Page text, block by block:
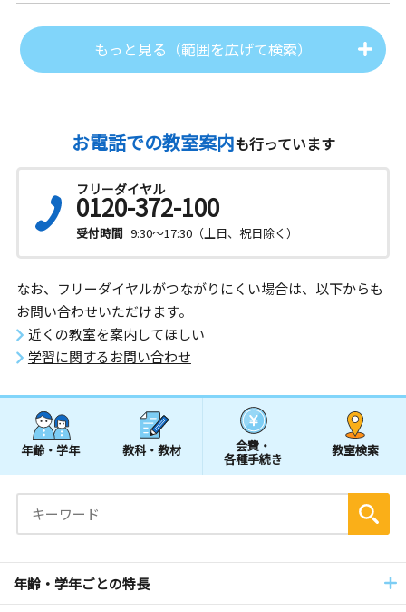
もっと見る（範囲を広げて検索）
お電話での教室案内も行っています
フリーダイヤル
0120-372-100
受付時間 9:30～17:30（土日、祝日除く）
なお、フリーダイヤルがつながりにくい場合は、以下からも
お問い合わせいただけます。
近くの教室を案内してほしい
学習に関するお問い合わせ
年齢・学年 教科・教材 会費・
各種手続き
教室検索
年齢・学年ごとの特長